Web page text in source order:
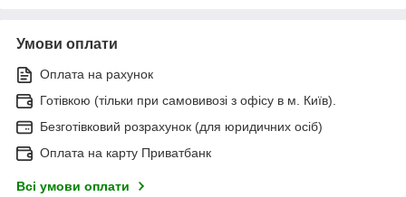
Умови оплати
Оплата на рахунок
Готівкою (тільки при самовивозі з офісу в м. Київ).
Безготівковий розрахунок (для юридичних осіб)
Оплата на карту Приватбанк
Всі умови оплати